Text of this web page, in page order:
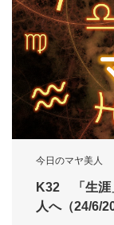
今日のマヤ美人
K32 「生涯
人へ（24/6/